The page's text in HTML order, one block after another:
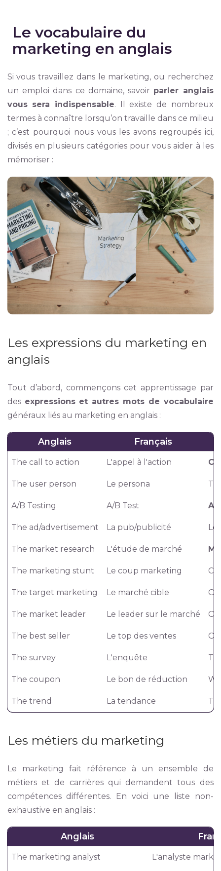
Le vocabulaire du
marketing en anglais
Si vous travaillez dans le marketing, ou recherchez
un emploi dans ce domaine, savoir parler anglais
vous sera indispensable. Il existe de nombreux
termes à connaître lorsqu’on travaille dans ce milieu
; c’est pourquoi nous vous les avons regroupés ici,
divisés en plusieurs catégories pour vous aider à les
mémoriser :
Les expressions du marketing en
anglais
Tout d’abord, commençons cet apprentissage par
des expressions et autres mots de vocabulaire
généraux liés au marketing en anglais :
Anglais Français
The call to action L'appel à l'action
The user person Le persona
A/B Testing A/B Test A/
The ad/advertisement La pub/publicité
The market research L'étude de marché
The marketing stunt Le coup marketing
The target marketing Le marché cible
The market leader Le leader sur le marché
The best seller Le top des ventes
The survey L'enquête
The coupon Le bon de réduction
The trend La tendance
Les métiers du marketing
Le marketing fait référence à un ensemble de
métiers et de carrières qui demandent tous des
compétences différentes. En voici une liste non-
exhaustive en anglais :
Anglais
The marketing analyst L'analyste